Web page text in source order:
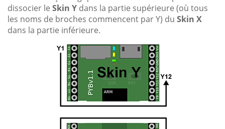
dissocier le Skin Y dans la partie supérieure (où tous
les noms de broches commencent par Y) du Skin X
dans la partie inférieure.